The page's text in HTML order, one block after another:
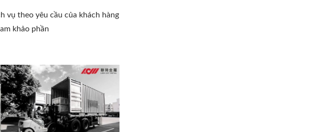
vụ theo yêu cầu của khách hàng
khảo phần